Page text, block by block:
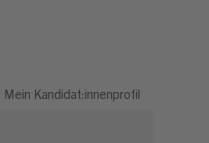
Mein Kandidat:innenprofil